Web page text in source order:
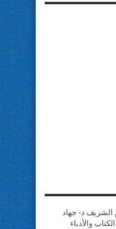
الشريف د- جهاد
والأدباء